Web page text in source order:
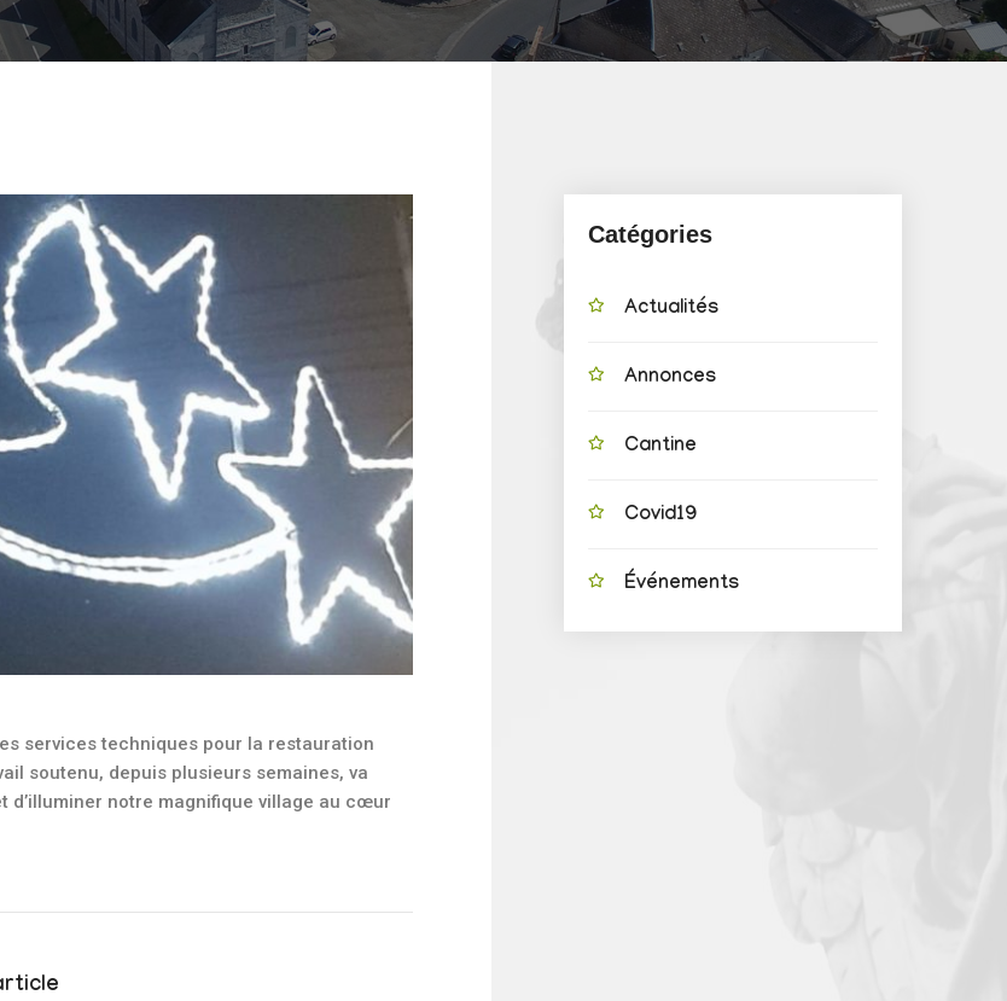
services techniques pour la restauration
soutenu, depuis plusieurs semaines, va
d’illuminer notre magnifique village au cœur
Catégories
Actualités
Annonces
Cantine
Covid19
Événements